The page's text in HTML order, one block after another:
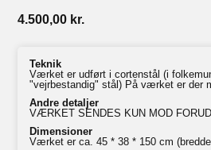
4.500,00 kr.
Teknik
Værket er udført i cortenstål (i
"vejrbestandig" stål) På værket er der
Andre detaljer
VÆRKET SENDES KUN MOD
Dimensioner
Værket er ca. 45 * 38 * 150 cm